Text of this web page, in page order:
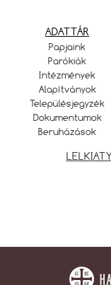
ADATTÁR
Papjaink
Parókiák
Intézmények
Alapítványok
Településjegyzék
Dokumentumok
Beruházások